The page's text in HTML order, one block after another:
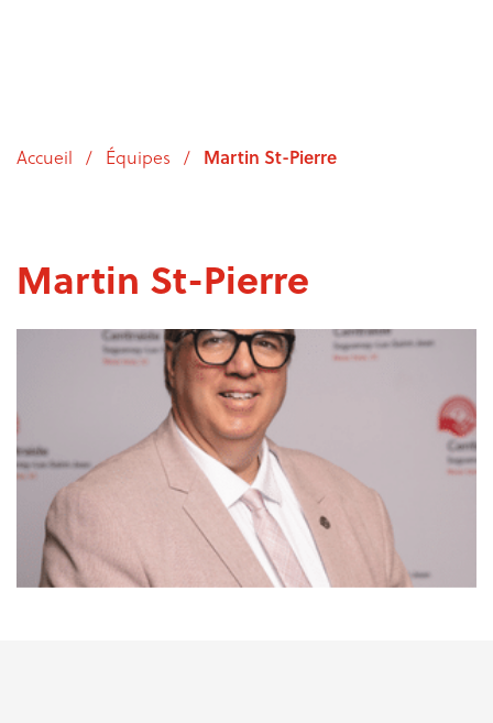
Accueil / Équipes / Martin St-Pierre
Martin St-Pierre